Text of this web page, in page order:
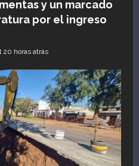
y un marcado
por el ingreso
20 horas atrás